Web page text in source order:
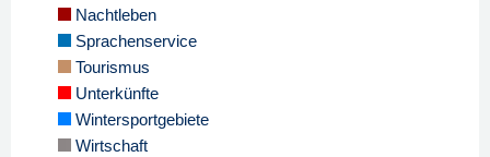
Nachtleben
Sprachenservice
Tourismus
Unterkünfte
Wintersportgebiete
Wirtschaft